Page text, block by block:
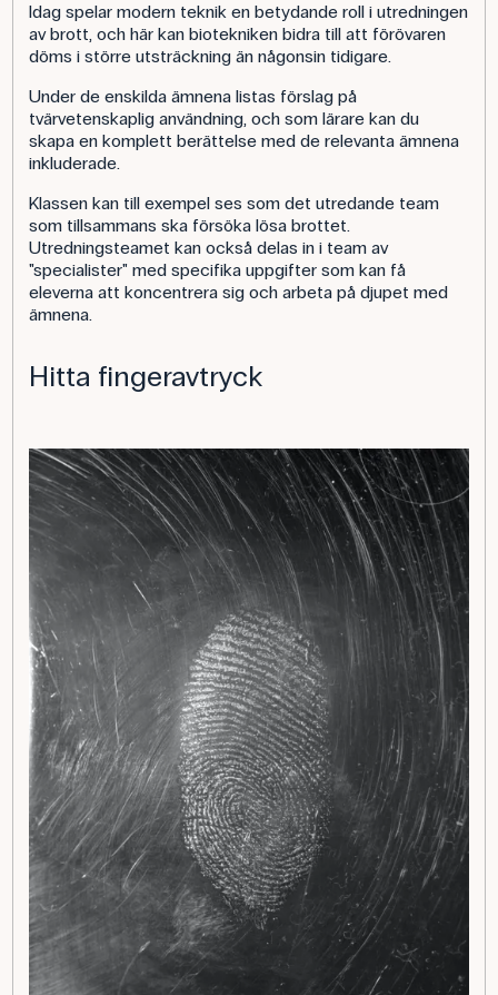
Idag spelar modern teknik en betydande roll i utredningen
av brott, och här kan biotekniken bidra till att förövaren
döms i större utsträckning än någonsin tidigare.
Under de enskilda ämnena listas förslag på
tvärvetenskaplig användning, och som lärare kan du
skapa en komplett berättelse med de relevanta ämnena
inkluderade.
Klassen kan till exempel ses som det utredande team
som tillsammans ska försöka lösa brottet.
Utredningsteamet kan också delas in i team av
"specialister" med specifika uppgifter som kan få
eleverna att koncentrera sig och arbeta på djupet med
ämnena.
Hitta fingeravtryck